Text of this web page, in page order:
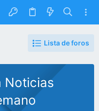
Lista de foros
Noticias